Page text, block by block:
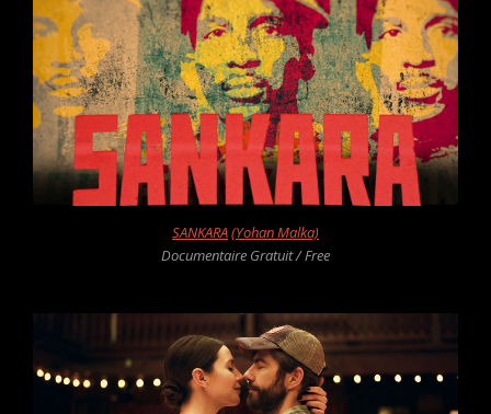
SANKARA(Yohan Malka)
Documentaire Gratuit / Free